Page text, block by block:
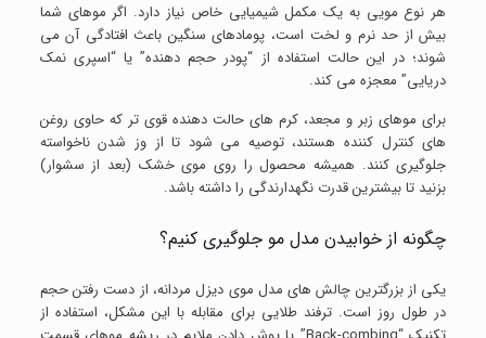
هر نوع مویی به یک مکمل شیمیایی خاص نیاز دارد. اگر موهای شما
بیش از حد نرم و لخت است، پومادهای سنگین باعث افتادگی آن می
شوند؛ در این حالت استفاده از “پودر حجم دهنده” یا “اسپری نمک
دریایی” معجزه می کند.
برای موهای زبر و مجعد، کرم های حالت دهنده قوی تر که حاوی روغن
های کنترل کننده هستند، توصیه می شود تا از وز شدن ناخواسته
جلوگیری کنند. همیشه محصول را روی موی خشک (بعد از سشوار)
بزنید تا بیشترین قدرت نگهدارندگی را داشته باشد.
چگونه از خوابیدن مدل مو جلوگیری کنیم؟
یکی از بزرگترین چالش های مدل موی دیزل مردانه، از دست رفتن حجم
در طول روز است. ترفند طلایی برای مقابله با این مشکل، استفاده از